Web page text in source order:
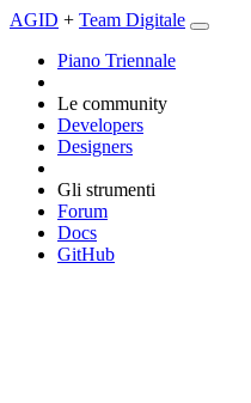
AGID + Team Digitale
Piano Triennale
Le community
Developers
Designers
Gli strumenti
Forum
Docs
GitHub